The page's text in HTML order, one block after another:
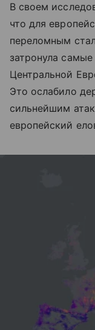
В своем
что для
переломным
затронула
Центральной
Это ослабило
сильнейшим
европейский